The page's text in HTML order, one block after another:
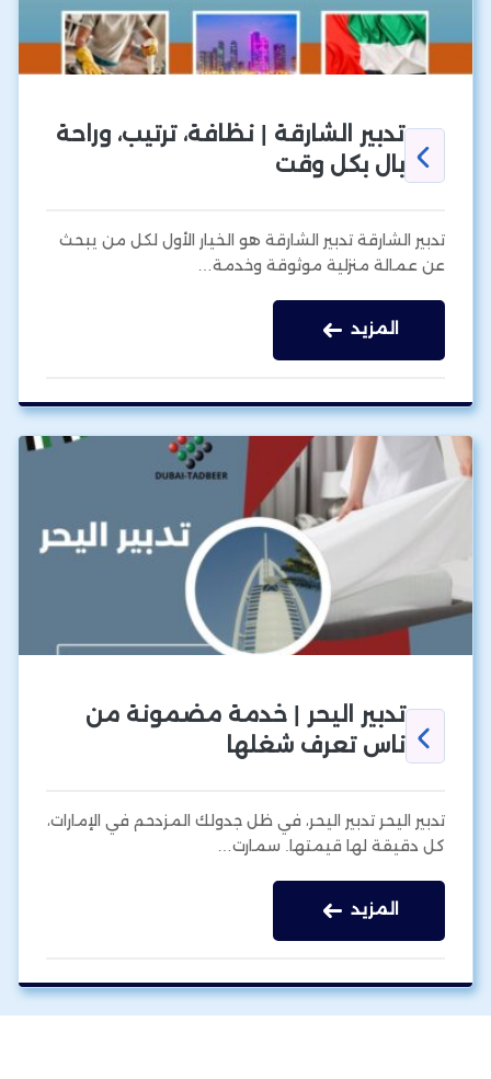
تدبير الشارقة | نظافة، ترتيب، وراحة
بال بكل وقت
تدبير الشارقة تدبير الشارقة هو الخيار الأول لكل من يبحث
عن عمالة منزلية موثوقة وخدمة…
المزيد
تدبير اليحر | خدمة مضمونة من
ناس تعرف شغلها
تدبير اليحر تدبير اليحر، في ظل جدولك المزدحم في الإمارات،
كل دقيقة لها قيمتها. سمارت…
المزيد